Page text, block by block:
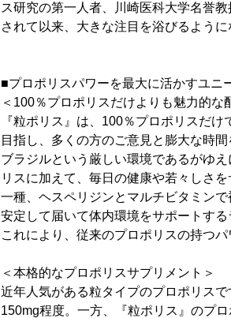
ス研究の第一人者、川崎医科大学名誉
されて以来、大きな注目を浴びるように
■プロポリスパワーを最大に活かすユニ
＜100％プロポリスだけよりも魅力的な
『粒ポリス』は、100％プロポリスだ
目指し、多くの方のご意見と膨大な時
ブラジルという厳しい環境であるがゆ
リスに加えて、毎日の健康や若々しさ
一種、ヘスペリジンとマルチビタミン
安定して届いて体内環境をサポートする
これにより、従来のプロポリスの持つ
＜本格的なプロポリスサプリメント＞
近年人気がある粒タイプのプロポリス
150mg程度。一方、『粒ポリス』のプ